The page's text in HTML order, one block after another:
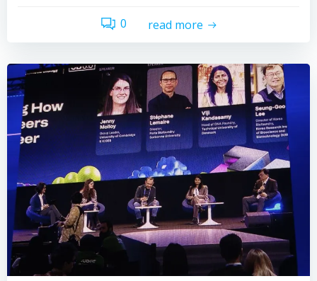
0 read more